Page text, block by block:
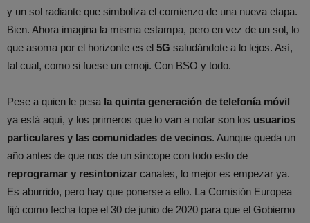
y un sol radiante que simboliza el comienzo de una nueva etapa.
Bien. Ahora imagina la misma estampa, pero en vez de un sol, lo
que asoma por el horizonte es el 5G saludándote a lo lejos. Así,
tal cual, como si fuese un emoji. Con BSO y todo.
Pese a quien le pesa la quinta generación de telefonía móvil
ya está aquí, y los primeros que lo van a notar son los usuarios
particulares y las comunidades de vecinos. Aunque queda un
año antes de que nos de un síncope con todo esto de
reprogramar y resintonizar canales, lo mejor es empezar ya.
Es aburrido, pero hay que ponerse a ello. La Comisión Europea
fijó como fecha tope el 30 de junio de 2020 para que el Gobierno